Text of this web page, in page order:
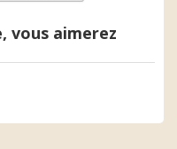
vous aimerez